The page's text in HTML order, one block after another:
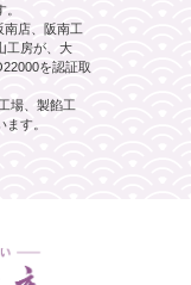
南店、阪南工
工房が、大
を認証取
場、製餡工
す。